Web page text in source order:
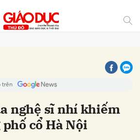
trên
nghệ sĩ nhí khiếm
cổ Hà Nội